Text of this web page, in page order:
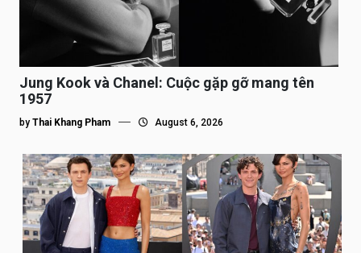
Jung Kook và Chanel: Cuộc gặp gỡ mang tên
1957
by Thai Khang Pham August 6, 2026